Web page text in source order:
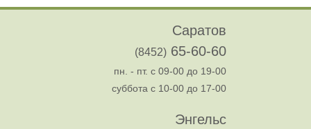
Саратов
(8452) 65-60-60
пн. - пт. с 09-00 до 19-00
суббота с 10-00 до 17-00
Энгельс